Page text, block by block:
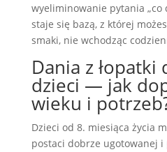
wyeliminowanie pytania „co
staje się bazą, z której
smaki, nie wchodząc
Dania z łopatki
dzieci — jak
wieku i
Dzieci od 8. miesiąca życia
postaci dobrze ugotowanej i